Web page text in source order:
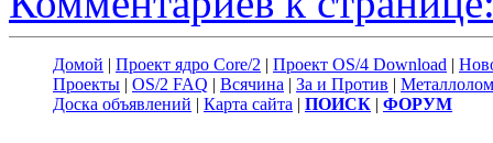
Домой | Проект ядро Core/2 | Проект OS/4 Download |
Проекты | OS/2 FAQ | Всячина | За и Против | Металлолом
Доска объявлений | Карта сайта | ПОИСК | ФОРУМ